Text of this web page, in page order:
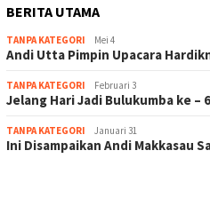
BERITA UTAMA
TANPA KATEGORI Mei 4
Andi Utta Pimpin Upacara
TANPA KATEGORI Februari 3
Jelang Hari Jadi Bulukumba ke –
TANPA KATEGORI Januari 31
Ini Disampaikan Andi Makkasau